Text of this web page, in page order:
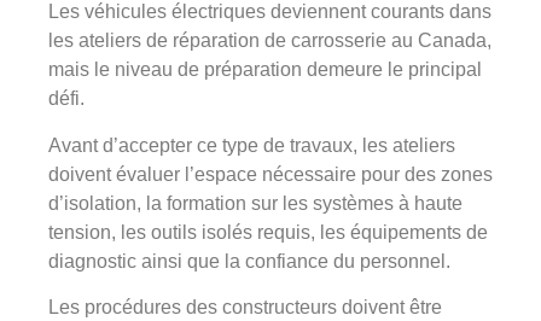
Les véhicules électriques deviennent courants dans
les ateliers de réparation de carrosserie au Canada,
mais le niveau de préparation demeure le principal
défi.
Avant d’accepter ce type de travaux, les ateliers
doivent évaluer l’espace nécessaire pour des zones
d’isolation, la formation sur les systèmes à haute
tension, les outils isolés requis, les équipements de
diagnostic ainsi que la confiance du personnel.
Les procédures des constructeurs doivent être